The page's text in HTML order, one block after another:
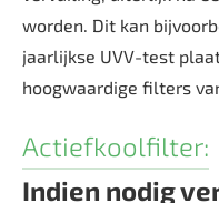
worden. Dit kan
jaarlijkse UVV-test
hoogwaardige filters
Actiefkoolfilter:
Indien nodig